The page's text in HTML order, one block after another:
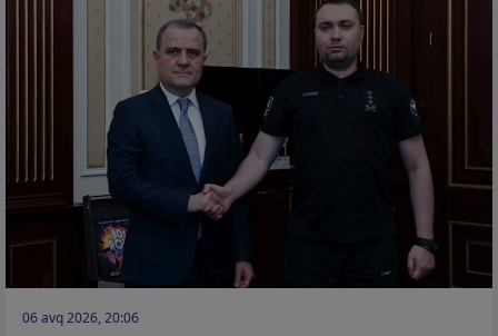
06 avq 2026, 20:06